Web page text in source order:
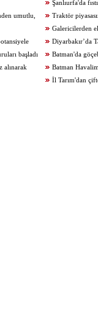
kazandırıldı
Şanlıurfa'da
umutlu,
Traktör
ulaşamıyor
Galericilerden
Diyarbakır’da
başladı
Batman'da
alınarak
Batman
verdiİl Tarım'dan